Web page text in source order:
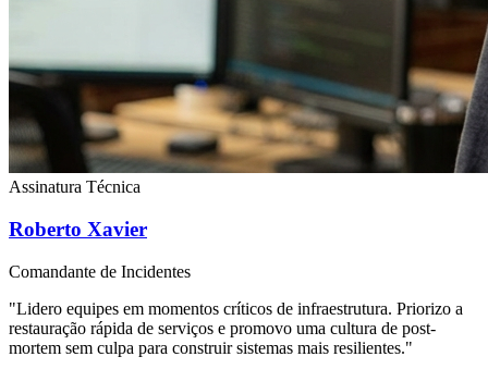
Assinatura Técnica
Roberto Xavier
Comandante de Incidentes
"Lidero equipes em momentos críticos de infraestrutura. Priorizo a
restauração rápida de serviços e promovo uma cultura de post-
mortem sem culpa para construir sistemas mais resilientes."